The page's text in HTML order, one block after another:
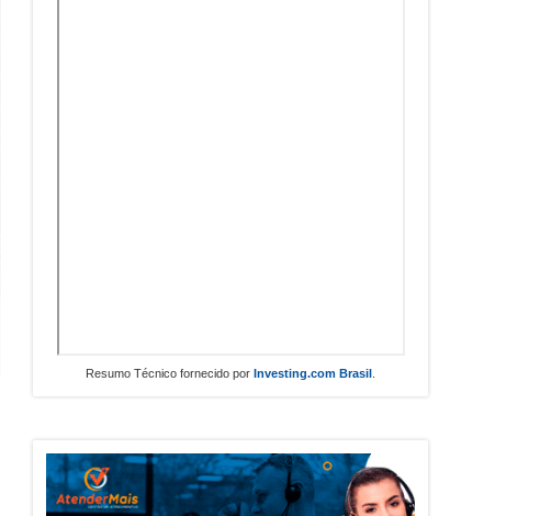
Resumo Técnico fornecido por Investing.com Brasil